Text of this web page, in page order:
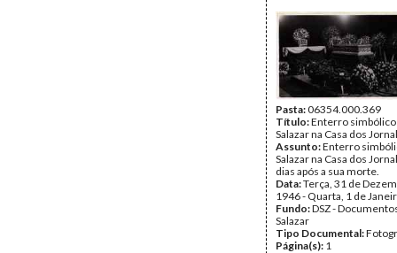
Pasta:06354.000.369
Título:Enterro simbólico
Salazar na Casa dos
Assunto:Enterro
Salazar na Casa dos
dias após a sua morte.
Data:Terça, 31 de
1946 - Quarta, 1 de
Fundo:DSZ -
Salazar
Tipo Documental:
Página(s): 1